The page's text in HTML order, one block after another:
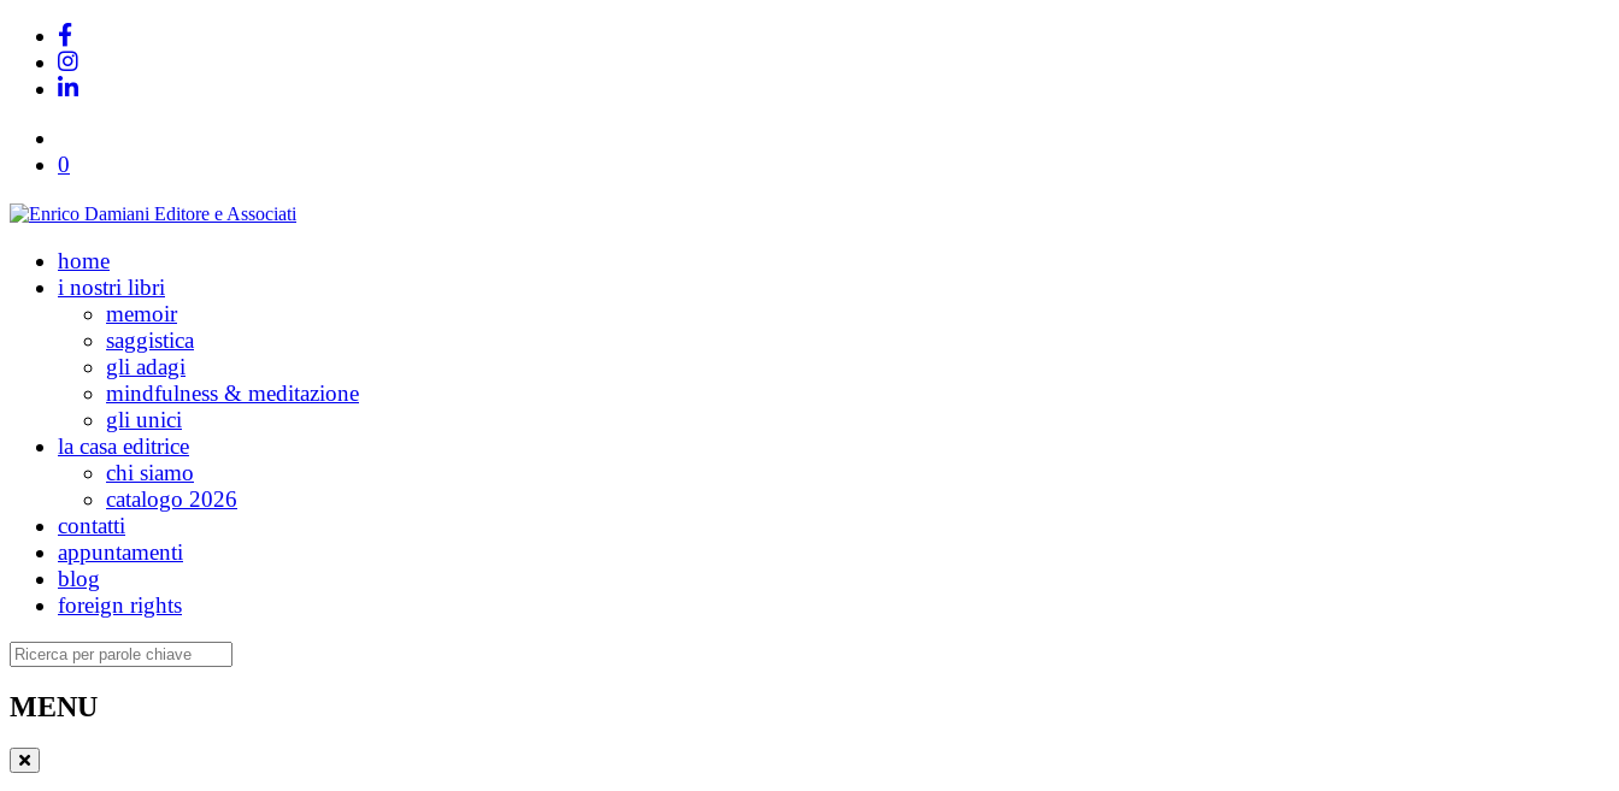
0
home
i nostri libri
memoir
saggistica
gli adagi
mindfulness & meditazione
gli unici
la casa editrice
chi siamo
catalogo 2026
contatti
appuntamenti
blog
foreign rights
Ricerca
MENU